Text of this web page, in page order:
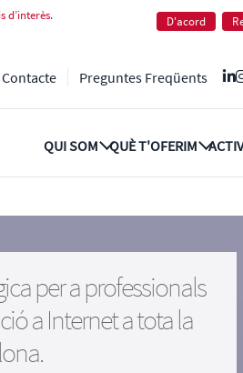
d’interès.
D'acord
Contacte Preguntes Freqüents
QUI SOM QUÈ T'OFERIM
per a professionals
a Internet a tota la